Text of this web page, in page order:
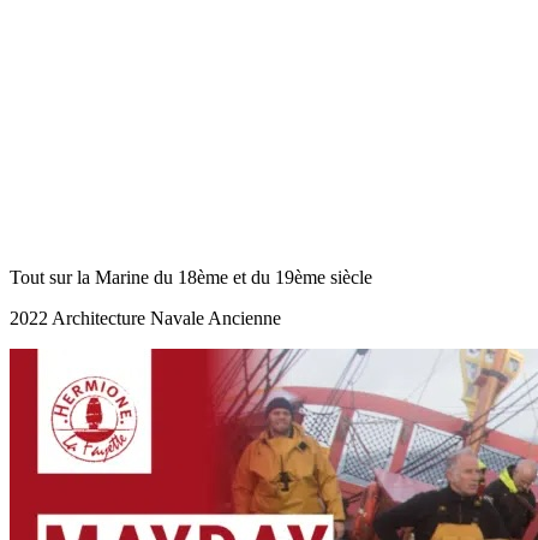
Tout sur la Marine du 18ème et du 19ème siècle
2022 Architecture Navale Ancienne